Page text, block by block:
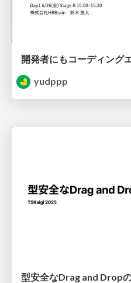
yudppp
型安全なDrag and Drop